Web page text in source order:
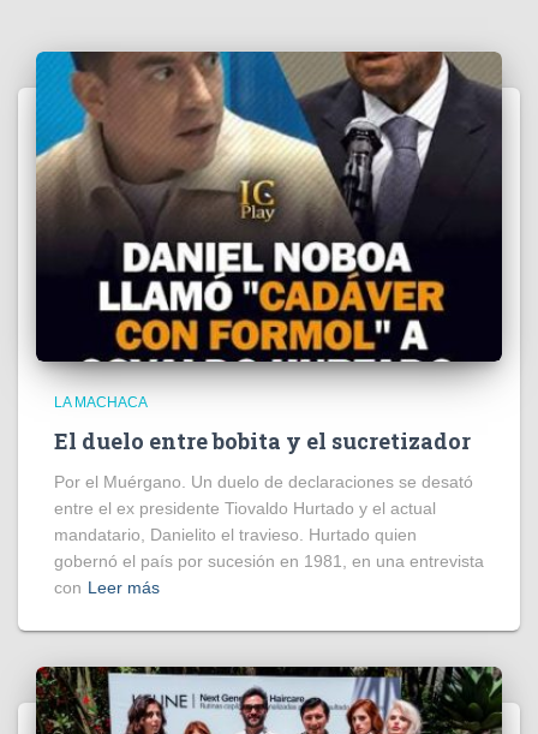
LA MACHACA
El duelo entre bobita y el sucretizador
Por el Muérgano. Un duelo de declaraciones se desató
entre el ex presidente Tiovaldo Hurtado y el actual
mandatario, Danielito el travieso. Hurtado quien
gobernó el país por sucesión en 1981, en una entrevista
con Leer más